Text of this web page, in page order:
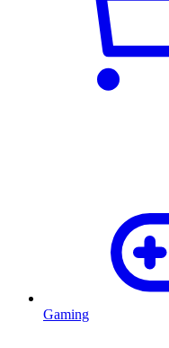
Gaming